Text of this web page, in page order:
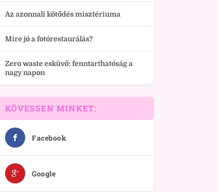
Az azonnali kötődés misztériuma
Mire jó a fotórestaurálás?
Zero waste esküvő: fenntarthatóság a
nagy napon
KÖVESSEN MINKET:
Facebook
Google